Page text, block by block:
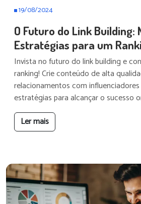
19/08/2024
O Futuro do Link Building:
Estratégias para um
Invista no futuro do link building e
ranking! Crie conteúdo de alta
relacionamentos com
estratégias para alcançar o sucesso
Ler mais